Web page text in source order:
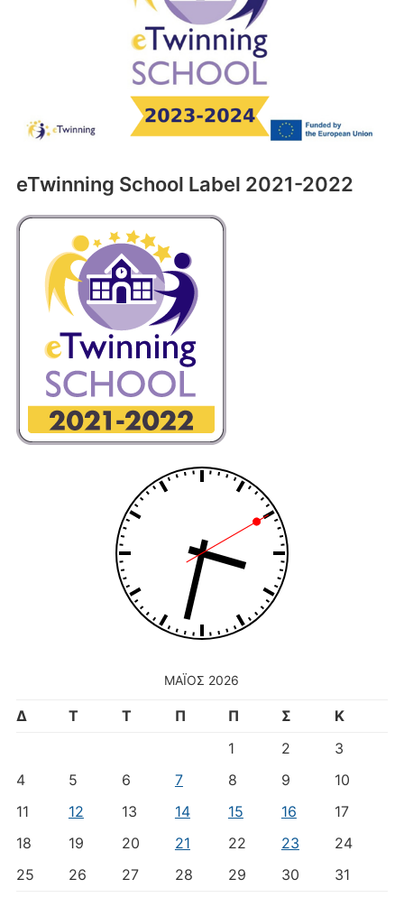
eTwinning School Label 2021-2022
ΜΆΙΟΣ 2026
Δ Τ Τ Π Π Σ
Κ
1
2
3
4
5 6 7 8 9
10
11
12 13 14 15 16
17
18
19 20 21 22 23
24
25
26 27 28 29 30 31